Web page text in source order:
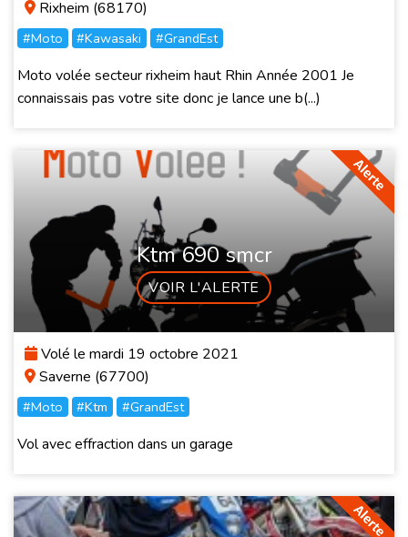
Rixheim (68170)
#Moto #Kawasaki #GrandEst
Moto volée secteur rixheim haut Rhin Année 2001 Je
connaissais pas votre site donc je lance une b(...)
Ktm 690 smcr
VOIR L'ALERTE
Volé le mardi 19 octobre 2021
Saverne (67700)
#Moto #Ktm #GrandEst
Vol avec effraction dans un garage